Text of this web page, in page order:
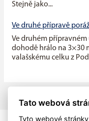
Stejně jako...
Ve druhé přípravě
Ve druhém
dohodě hrálo na 3×30
valašskému celku z
Tato webová
Tyto webové